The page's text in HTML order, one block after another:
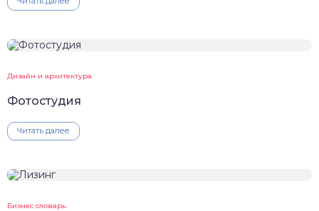
Дизайн и архитектура
Фотостудия
Читать далее
Бизнес словарь